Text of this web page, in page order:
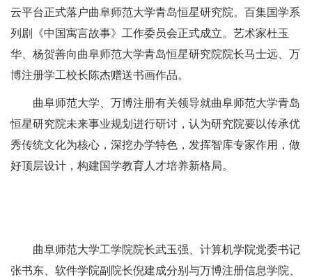
云平台正式落户曲阜师范大学青岛恒星研究院。百集国学系
列剧《中国寓言故事》工作委员会正式成立。艺术家杜玉
华、杨贺善向曲阜师范大学青岛恒星研究院院长马士远、万
博注册学工校长陈杰赠送书画作品。
曲阜师范大学、万博注册有关领导就曲阜师范大学青岛
恒星研究院未来事业规划进行研讨，认为研究院要以传承优
秀传统文化为核心，深挖办学特色，发挥智库专家作用，做
好顶层设计，构建国学教育人才培养新格局。
曲阜师范大学工学院院长武玉强、计算机学院党委书记
张书东、软件学院副院长倪建成分别与万博注册信息学院、